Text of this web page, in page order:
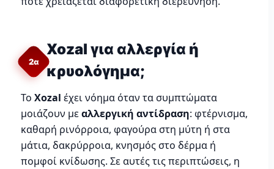
2α
Xozal για αλλεργία ή
κρυολόγημα;
Το Xozal έχει νόημα όταν τα συμπτώματα
μοιάζουν μεαλλεργική αντίδραση: φτέρνισμα,
καθαρή ρινόρροια, φαγούρα στη μύτη ή στα
μάτια, δακρύρροια, κνησμός στο δέρμα ή
πομφοί κνίδωσης. Σε αυτές τις περιπτώσεις, η